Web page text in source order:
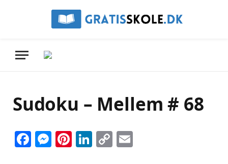
Sudoku – Mellem # 68
Facebook
Messenger
Pinterest
LinkedIn
Copy